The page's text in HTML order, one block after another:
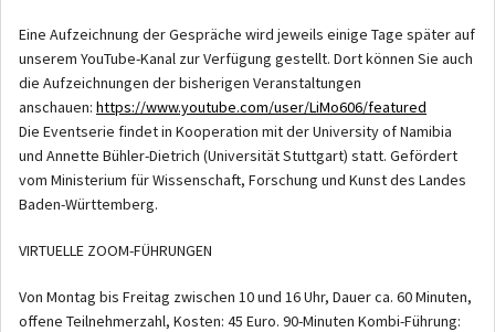
Eine Aufzeichnung der Gespräche wird jeweils einige Tage später auf
unserem YouTube-Kanal zur Verfügung gestellt. Dort können Sie auch
die Aufzeichnungen der bisherigen Veranstaltungen
anschauen: https://www.youtube.com/user/LiMo606/featured
Die Eventserie findet in Kooperation mit der University of Namibia
und Annette Bühler-Dietrich (Universität Stuttgart) statt. Gefördert
vom Ministerium für Wissenschaft, Forschung und Kunst des Landes
Baden-Württemberg.
VIRTUELLE ZOOM-FÜHRUNGEN
Von Montag bis Freitag zwischen 10 und 16 Uhr, Dauer ca. 60 Minuten,
offene Teilnehmerzahl, Kosten: 45 Euro. 90-Minuten Kombi-Führung: